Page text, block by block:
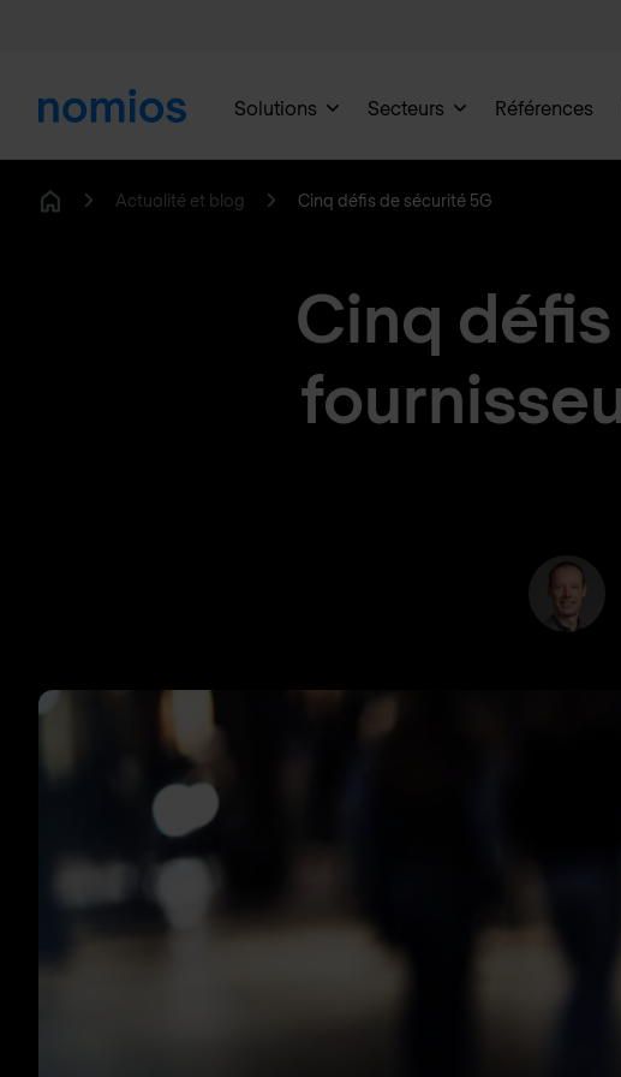
Solutions Secteurs Références
Actualité et blog Cinq défis de sécurité 5G
Cinq
Ditri